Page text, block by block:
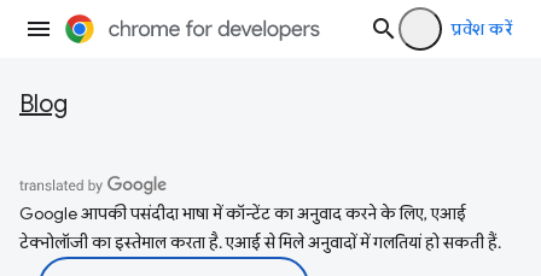
प्रवेश करें
Blog
Google आपकी पसंदीदा भाषा में कॉन्टेंट का अनुवाद करने के लिए, एआई
टेक्नोलॉजी का इस्तेमाल करता है. एआई से मिले अनुवादों में गलतियां हो सकती हैं.